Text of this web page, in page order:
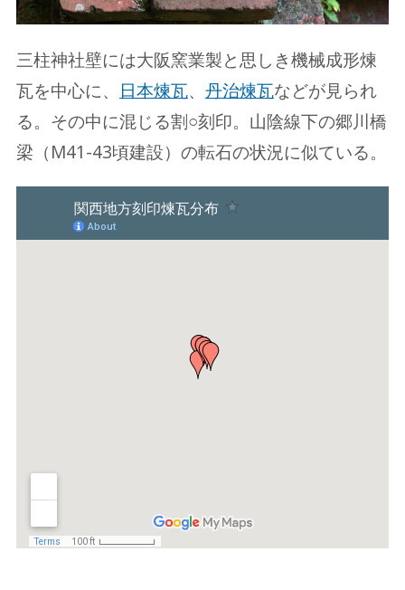
三柱神社壁には大阪窯業製と思しき機械成形煉
瓦を中心に、
日本煉瓦、 丹治煉瓦などが見られ
る。その中に混じる割○刻印。山陰線下の郷川橋
梁（M41-43頃建設）の転石の状況に似ている。